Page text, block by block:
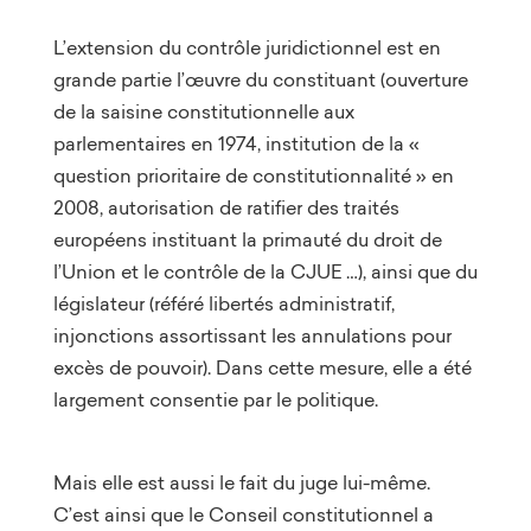
L’extension du contrôle juridictionnel est en
grande partie l’œuvre du constituant (ouverture
de la saisine constitutionnelle aux
parlementaires en 1974, institution de la «
question prioritaire de constitutionnalité » en
2008, autorisation de ratifier des traités
européens instituant la primauté du droit de
l’Union et le contrôle de la CJUE …), ainsi que du
législateur (référé libertés administratif,
injonctions assortissant les annulations pour
excès de pouvoir). Dans cette mesure, elle a été
largement consentie par le politique.
Mais elle est aussi le fait du juge lui-même.
C’est ainsi que le Conseil constitutionnel a